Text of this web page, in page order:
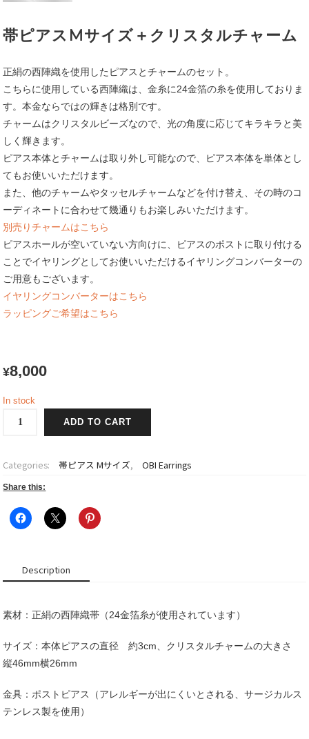
帯ピアスMサイズ＋クリスタルチャーム
正絹の西陣織を使用したピアスとチャームのセット。
こちらに使用している西陣織は、金糸に24金箔の糸を使用しておりま
す。本金ならではの輝きは格別です。
チャームはクリスタルビーズなので、光の角度に応じてキラキラと美
しく輝きます。
ピアス本体とチャームは取り外し可能なので、ピアス本体を単体とし
てもお使いいただけます。
また、他のチャームやタッセルチャームなどを付け替え、その時のコ
ーディネートに合わせて幾通りもお楽しみいただけます。
別売りチャームはこちら
ピアスホールが空いていない方向けに、ピアスのポストに取り付ける
ことでイヤリングとしてお使いいただけるイヤリングコンバーターの
ご用意もございます。
イヤリングコンバーターはこちら
ラッピングご希望はこちら
¥8,000
In stock
M
サ
ズ
チ
ー
ム
ADD TO CART
Categories: 帯ピアス Mサイズ, OBI Earrings
Share this:
Description
素材：正絹の西陣織帯（24金箔糸が使用されています）
サイズ：本体ピアスの直径 約3cm、クリスタルチャームの大きさ
縦46mm横26mm
金具：ポストピアス（アレルギーが出にくいとされる、サージカルス
テンレス製を使用）